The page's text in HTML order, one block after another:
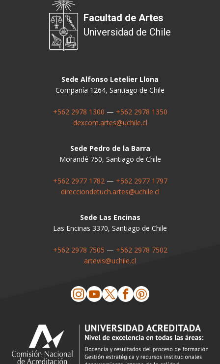
Facultad de Artes
Universidad de Chile
Sede Alfonso Letelier Llona
Compañía 1264, Santiago de Chile
+562 2978 1300 — +562 2978 1350
dexcom.artes@uchile.cl
Sede Pedro de la Barra
Morandé 750, Santiago de Chile
+562 2977 1782— +562 2977 1797
direcciondetuch.artes@uchile.cl
Sede Las Encinas
Las Encinas 3370, Santiago de Chile
+562 2978 7505 — +562 2978 7502
artevis@uchile.cl